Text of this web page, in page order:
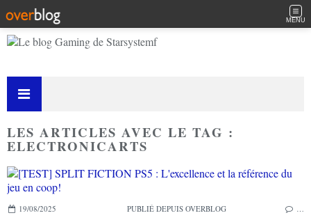
MENU
LES ARTICLES AVEC LE TAG :
ELECTRONICARTS
19/08/2025 PUBLIÉ DEPUIS OVERBLOG